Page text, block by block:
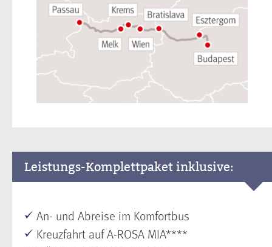
Leistungs-Komplettpaket inklusive:
An- und Abreise im Komfortbus
Kreuzfahrt auf A-ROSA MIA****